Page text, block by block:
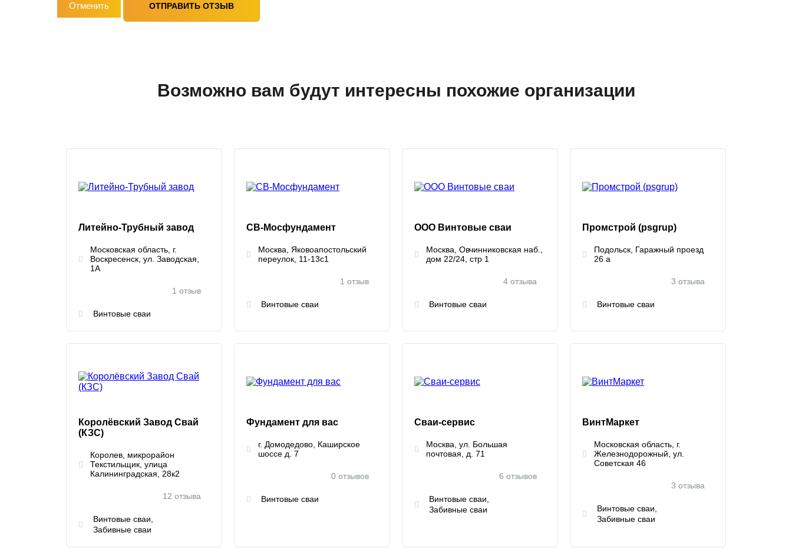
Отменить ОТПРАВИТЬ ОТЗЫВ
Возможно вам будут интересны похожие организации
Литейно-Трубный завод
Московская область, г.
Воскресенск, ул. Заводская,
1А
1 отзыв
Винтовые сваи
СВ-Мосфундамент
Москва, Яковоапостольский
переулок, 11-13с1
1 отзыв
Винтовые сваи
ООО Винтовые сваи
Москва, Овчинниковская наб.,
дом 22/24, стр 1
4 отзыва
Винтовые сваи
Промстрой (psgrup)
Подольск, Гаражный проезд
26 а
3 отзыва
Винтовые сваи
Королёвский Завод Свай
(КЗС)
Королев, микрорайон
Текстильщик, улица
Калининградская, 28к2
12 отзыва
Винтовые сваи
Забивные сваи
Фундамент для вас
г. Домодедово, Каширское
шоссе д. 7
0 отзывов
Винтовые сваи
Сваи-сервис
Москва, ул. Большая
почтовая, д. 71
6 отзывов
Винтовые сваи
Забивные сваи
ВинтМаркет
Московская область, г.
Железнодорожный, ул.
Советская 46
3 отзыва
Винтовые сваи
Забивные сваи